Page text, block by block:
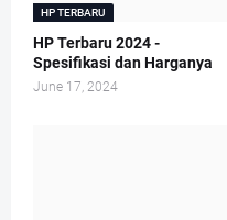
HP TERBARU
HP Terbaru 2024 -
Spesifikasi dan Harganya
June 17, 2024